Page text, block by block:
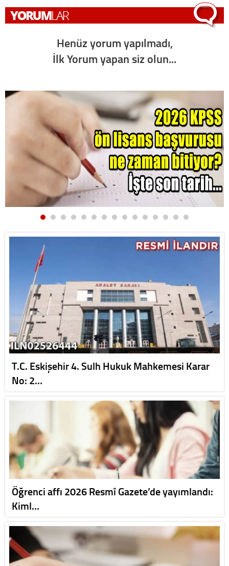
Henüz yorum yapılmadı,
İlk Yorum yapan siz olun...
T.C. Eskişehir 4. Sulh Hukuk Mahkemesi Karar
No: 2…
Öğrenci affı 2026 Resmî Gazete’de yayımlandı:
Kiml…